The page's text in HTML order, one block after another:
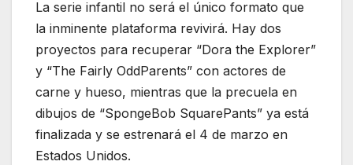
La serie infantil no será el único formato que
la inminente plataforma revivirá. Hay dos
proyectos para recuperar “Dora the Explorer”
y “The Fairly OddParents” con actores de
carne y hueso, mientras que la precuela en
dibujos de “SpongeBob SquarePants” ya está
finalizada y se estrenará el 4 de marzo en
Estados Unidos.